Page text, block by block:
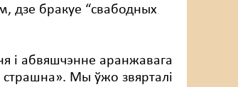
дзе бракуе “свабодных
і абвяшчэнне аранжавага
страшна». Мы ўжо звярталі